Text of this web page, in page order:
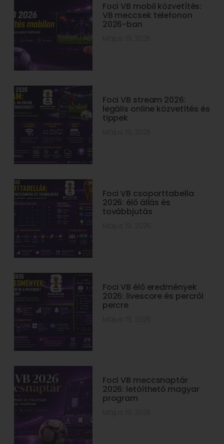
Foci VB mobil közvetítés:
VB meccsek telefonon
2026-ban
Foci VB stream 2026:
legális online közvetítés és
tippek
Foci VB csoporttabella
2026: élő állás és
továbbjutás
Foci VB élő eredmények
2026: livescore és percről
percre
Foci VB meccsnaptár
2026: letölthető magyar
program